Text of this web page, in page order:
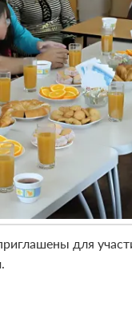
для